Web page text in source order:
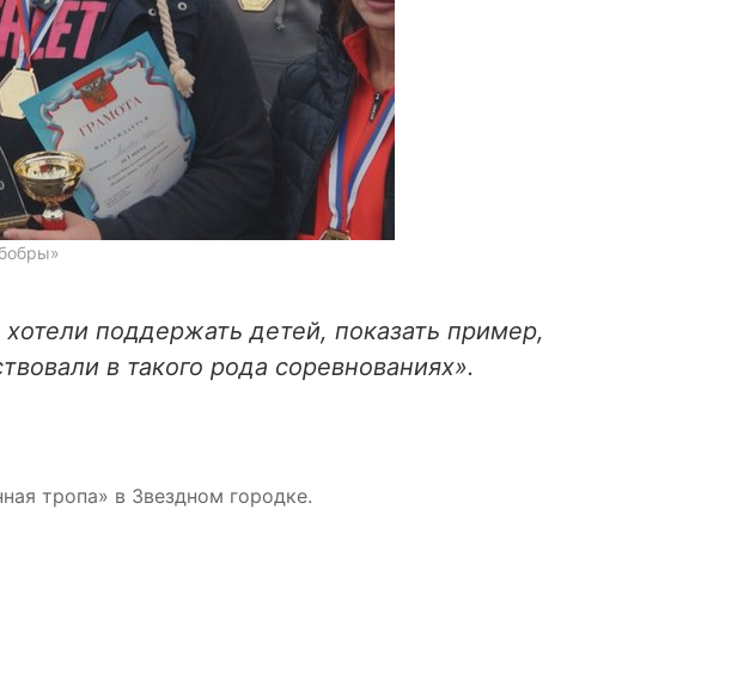
поддержать детей, показать пример,
в такого рода соревнованиях».
тропа» в Звездном городке.